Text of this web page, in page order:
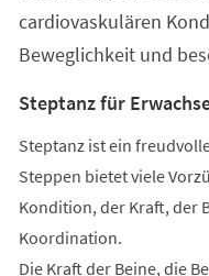
cardiovaskulären
Beweglichkeit und
Steptanz für
Steptanz ist ein
Steppen bietet viele
Kondition, der Kraft, der
Koordination.
Die Kraft der Beine, die